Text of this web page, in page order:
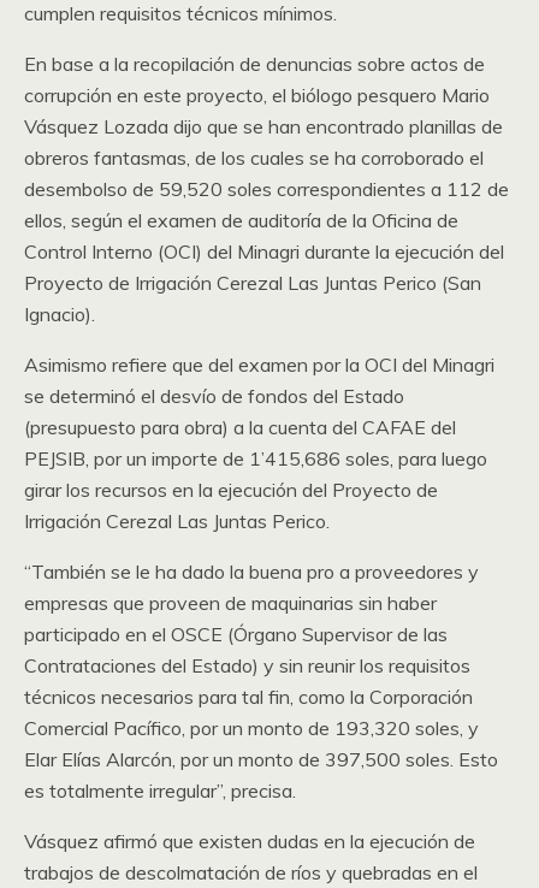
cumplen requisitos técnicos mínimos.
En base a la recopilación de denuncias sobre actos de
corrupción en este proyecto, el biólogo pesquero Mario
Vásquez Lozada dijo que se han encontrado planillas de
obreros fantasmas, de los cuales se ha corroborado el
desembolso de 59,520 soles correspondientes a 112 de
ellos, según el examen de auditoría de la Oficina de
Control Interno (OCI) del Minagri durante la ejecución del
Proyecto de Irrigación Cerezal Las Juntas Perico (San
Ignacio).
Asimismo refiere que del examen por la OCI del Minagri
se determinó el desvío de fondos del Estado
(presupuesto para obra) a la cuenta del CAFAE del
PEJSIB, por un importe de 1’415,686 soles, para luego
girar los recursos en la ejecución del Proyecto de
Irrigación Cerezal Las Juntas Perico.
“También se le ha dado la buena pro a proveedores y
empresas que proveen de maquinarias sin haber
participado en el OSCE (Órgano Supervisor de las
Contrataciones del Estado) y sin reunir los requisitos
técnicos necesarios para tal fin, como la Corporación
Comercial Pacífico, por un monto de 193,320 soles, y
Elar Elías Alarcón, por un monto de 397,500 soles. Esto
es totalmente irregular”, precisa.
Vásquez afirmó que existen dudas en la ejecución de
trabajos de descolmatación de ríos y quebradas en el